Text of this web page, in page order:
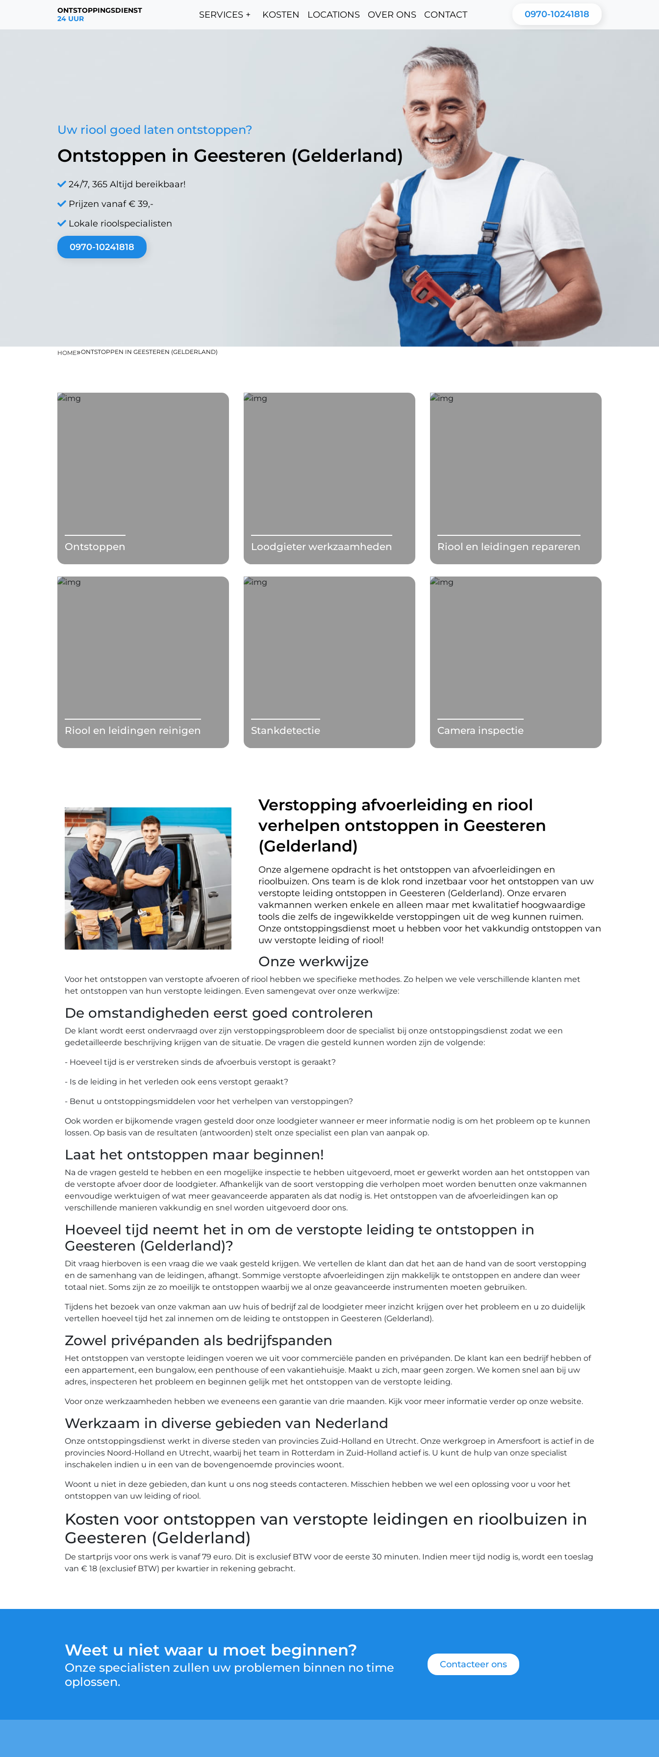
ONTSTOPPINGSDIENST
24 UUR
SERVICES + KOSTEN LOCATIONS OVER ONS CONTACT 0970-10241818
Uw riool goed laten ontstoppen?
Ontstoppen in Geesteren (Gelderland)
24/7, 365 Altijd bereikbaar!
Prijzen vanaf € 39,-
Lokale rioolspecialisten
0970-10241818
HOME»ONTSTOPPEN IN GEESTEREN (GELDERLAND)
Ontstoppen Loodgieter werkzaamheden Riool en leidingen repareren
Riool en leidingen reinigen Stankdetectie Camera inspectie
Verstopping afvoerleiding en riool
verhelpen ontstoppen in Geesteren
(Gelderland)
Onze algemene opdracht is het ontstoppen van afvoerleidingen en
rioolbuizen. Ons team is de klok rond inzetbaar voor het ontstoppen van uw
verstopte leiding ontstoppen in Geesteren (Gelderland). Onze ervaren
vakmannen werken enkele en alleen maar met kwalitatief hoogwaardige
tools die zelfs de ingewikkelde verstoppingen uit de weg kunnen ruimen.
Onze ontstoppingsdienst moet u hebben voor het vakkundig ontstoppen van
uw verstopte leiding of riool!
Onze werkwijze
Voor het ontstoppen van verstopte afvoeren of riool hebben we specifieke methodes. Zo helpen we vele verschillende klanten met
het ontstoppen van hun verstopte leidingen. Even samengevat over onze werkwijze:
De omstandigheden eerst goed controleren
De klant wordt eerst ondervraagd over zijn verstoppingsprobleem door de specialist bij onze ontstoppingsdienst zodat we een
gedetailleerde beschrijving krijgen van de situatie. De vragen die gesteld kunnen worden zijn de volgende:
- Hoeveel tijd is er verstreken sinds de afvoerbuis verstopt is geraakt?
- Is de leiding in het verleden ook eens verstopt geraakt?
- Benut u ontstoppingsmiddelen voor het verhelpen van verstoppingen?
Ook worden er bijkomende vragen gesteld door onze loodgieter wanneer er meer informatie nodig is om het probleem op te kunnen
lossen. Op basis van de resultaten (antwoorden) stelt onze specialist een plan van aanpak op.
Laat het ontstoppen maar beginnen!
Na de vragen gesteld te hebben en een mogelijke inspectie te hebben uitgevoerd, moet er gewerkt worden aan het ontstoppen van
de verstopte afvoer door de loodgieter. Afhankelijk van de soort verstopping die verholpen moet worden benutten onze vakmannen
eenvoudige werktuigen of wat meer geavanceerde apparaten als dat nodig is. Het ontstoppen van de afvoerleidingen kan op
verschillende manieren vakkundig en snel worden uitgevoerd door ons.
Hoeveel tijd neemt het in om de verstopte leiding te ontstoppen in
Geesteren (Gelderland)?
Dit vraag hierboven is een vraag die we vaak gesteld krijgen. We vertellen de klant dan dat het aan de hand van de soort verstopping
en de samenhang van de leidingen, afhangt. Sommige verstopte afvoerleidingen zijn makkelijk te ontstoppen en andere dan weer
totaal niet. Soms zijn ze zo moeilijk te ontstoppen waarbij we al onze geavanceerde instrumenten moeten gebruiken.
Tijdens het bezoek van onze vakman aan uw huis of bedrijf zal de loodgieter meer inzicht krijgen over het probleem en u zo duidelijk
vertellen hoeveel tijd het zal innemen om de leiding te ontstoppen in Geesteren (Gelderland).
Zowel privépanden als bedrijfspanden
Het ontstoppen van verstopte leidingen voeren we uit voor commerciële panden en privépanden. De klant kan een bedrijf hebben of
een appartement, een bungalow, een penthouse of een vakantiehuisje. Maakt u zich, maar geen zorgen. We komen snel aan bij uw
adres, inspecteren het probleem en beginnen gelijk met het ontstoppen van de verstopte leiding.
Voor onze werkzaamheden hebben we eveneens een garantie van drie maanden. Kijk voor meer informatie verder op onze website.
Werkzaam in diverse gebieden van Nederland
Onze ontstoppingsdienst werkt in diverse steden van provincies Zuid-Holland en Utrecht. Onze werkgroep in Amersfoort is actief in de
provincies Noord-Holland en Utrecht, waarbij het team in Rotterdam in Zuid-Holland actief is. U kunt de hulp van onze specialist
inschakelen indien u in een van de bovengenoemde provincies woont.
Woont u niet in deze gebieden, dan kunt u ons nog steeds contacteren. Misschien hebben we wel een oplossing voor u voor het
ontstoppen van uw leiding of riool.
Kosten voor ontstoppen van verstopte leidingen en rioolbuizen in
Geesteren (Gelderland)
De startprijs voor ons werk is vanaf 79 euro. Dit is exclusief BTW voor de eerste 30 minuten. Indien meer tijd nodig is, wordt een toeslag
van € 18 (exclusief BTW) per kwartier in rekening gebracht.
Weet u niet waar u moet beginnen?
Onze specialisten zullen uw problemen binnen no time
oplossen.
Contacteer ons